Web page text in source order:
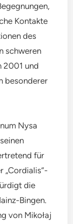
Kontakte
des
schweren
2001 und
besonderer
Nysa
für
„Cordialis“-
die
Bingen.
von Mikołaj